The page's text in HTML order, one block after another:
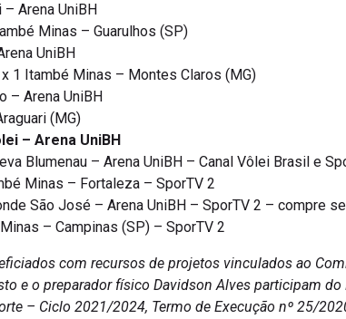
Arena UniBH
Minas – Guarulhos (SP)
UniBH
1 Itambé Minas – Montes Claros (MG)
– Arena UniBH
(MG)
– Arena UniBH
Blumenau – Arena UniBH – Canal Vôlei Brasil e
Minas – Fortaleza – SporTV 2
São José – Arena UniBH – SporTV 2 – compre
– Campinas (SP) – SporTV 2
com recursos de projetos vinculados ao
e o preparador físico Davidson Alves participam
– Ciclo 2021/2024, Termo de Execução nº 25/